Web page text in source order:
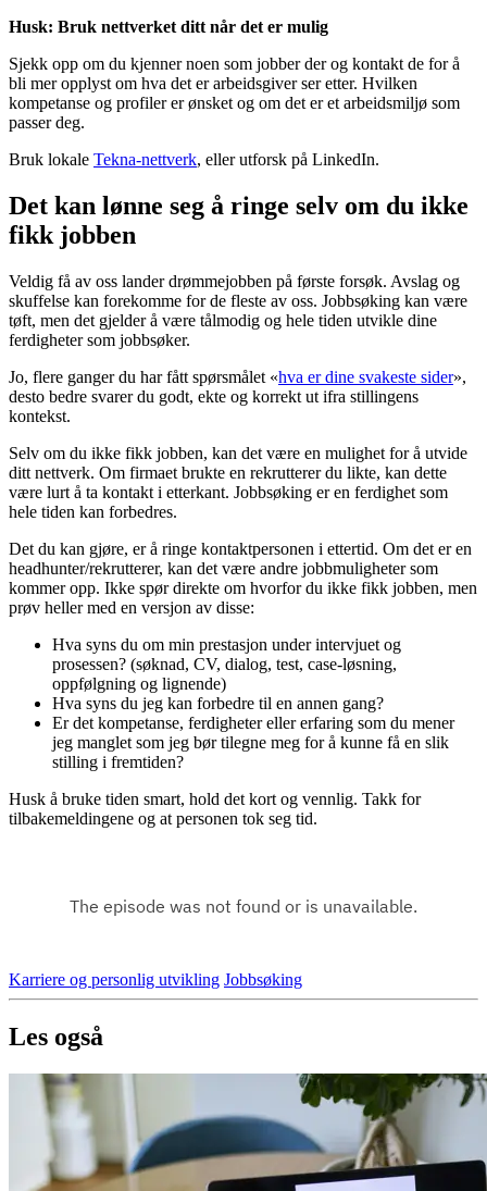
Husk: Bruk nettverket ditt når det er mulig
Sjekk opp om du kjenner noen som jobber der og kontakt de for å
bli mer opplyst om hva det er arbeidsgiver ser etter. Hvilken
kompetanse og profiler er ønsket og om det er et arbeidsmiljø som
passer deg.
Bruk lokale Tekna-nettverk, eller utforsk på LinkedIn.
Det kan lønne seg å ringe selv om du ikke
fikk jobben
Veldig få av oss lander drømmejobben på første forsøk. Avslag og
skuffelse kan forekomme for de fleste av oss. Jobbsøking kan være
tøft, men det gjelder å være tålmodig og hele tiden utvikle dine
ferdigheter som jobbsøker.
Jo, flere ganger du har fått spørsmålet «hva er dine svakeste sider»,
desto bedre svarer du godt, ekte og korrekt ut ifra stillingens
kontekst.
Selv om du ikke fikk jobben, kan det være en mulighet for å utvide
ditt nettverk. Om firmaet brukte en rekrutterer du likte, kan dette
være lurt å ta kontakt i etterkant. Jobbsøking er en ferdighet som
hele tiden kan forbedres.
Det du kan gjøre, er å ringe kontaktpersonen i ettertid. Om det er en
headhunter/rekrutterer, kan det være andre jobbmuligheter som
kommer opp. Ikke spør direkte om hvorfor du ikke fikk jobben, men
prøv heller med en versjon av disse:
Hva syns du om min prestasjon under intervjuet og
prosessen? (søknad, CV, dialog, test, case-løsning,
oppfølgning og lignende)
Hva syns du jeg kan forbedre til en annen gang?
Er det kompetanse, ferdigheter eller erfaring som du mener
jeg manglet som jeg bør tilegne meg for å kunne få en slik
stilling i fremtiden?
Husk å bruke tiden smart, hold det kort og vennlig. Takk for
tilbakemeldingene og at personen tok seg tid.
Karriere og personlig utvikling Jobbsøking
Les også